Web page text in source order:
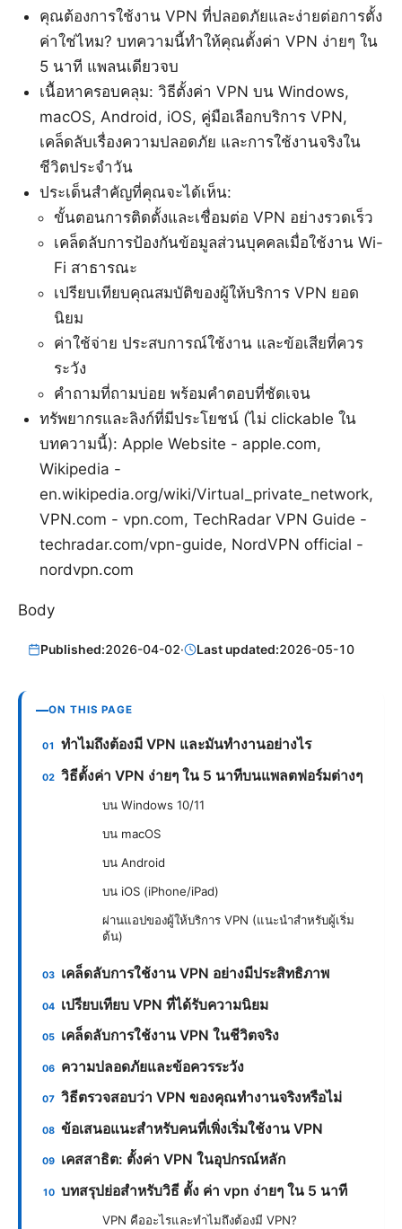
คุณต้องการใช้งาน VPN ที่ปลอดภัยและง่ายต่อการตั้ง
ค่าใช่ไหม? บทความนี้ทำให้คุณตั้งค่า VPN ง่ายๆ ใน
5 นาที แพลนเดียวจบ
เนื้อหาครอบคลุม: วิธีตั้งค่า VPN บน Windows,
macOS, Android, iOS, คู่มือเลือกบริการ VPN,
เคล็ดลับเรื่องความปลอดภัย และการใช้งานจริงใน
ชีวิตประจำวัน
ประเด็นสำคัญที่คุณจะได้เห็น:
ขั้นตอนการติดตั้งและเชื่อมต่อ VPN อย่างรวดเร็ว
เคล็ดลับการป้องกันข้อมูลส่วนบุคคลเมื่อใช้งาน Wi-
Fi สาธารณะ
เปรียบเทียบคุณสมบัติของผู้ให้บริการ VPN ยอด
นิยม
ค่าใช้จ่าย ประสบการณ์ใช้งาน และข้อเสียที่ควร
ระวัง
คำถามที่ถามบ่อย พร้อมคำตอบที่ชัดเจน
ทรัพยากรและลิงก์ที่มีประโยชน์ (ไม่ clickable ใน
บทความนี้): Apple Website - apple.com,
Wikipedia -
en.wikipedia.org/wiki/Virtual_private_network,
VPN.com - vpn.com, TechRadar VPN Guide -
techradar.com/vpn-guide, NordVPN official -
nordvpn.com
Body
Published:2026-04-02· Last updated:2026-05-10
ON THIS PAGE
ทำไมถึงต้องมี VPN และมันทำงานอย่างไร
วิธีตั้งค่า VPN ง่ายๆ ใน 5 นาทีบนแพลตฟอร์มต่างๆ
บน Windows 10/11
บน macOS
บน Android
บน iOS (iPhone/iPad)
ผ่านแอปของผู้ให้บริการ VPN (แนะนำสำหรับผู้เริ่ม
ต้น)
เคล็ดลับการใช้งาน VPN อย่างมีประสิทธิภาพ
เปรียบเทียบ VPN ที่ได้รับความนิยม
เคล็ดลับการใช้งาน VPN ในชีวิตจริง
ความปลอดภัยและข้อควรระวัง
วิธีตรวจสอบว่า VPN ของคุณทำงานจริงหรือไม่
ข้อเสนอแนะสำหรับคนที่เพิ่งเริ่มใช้งาน VPN
เคสสาธิต: ตั้งค่า VPN ในอุปกรณ์หลัก
บทสรุปย่อสำหรับวิธี ตั้ง ค่า vpn ง่ายๆ ใน 5 นาที
VPN คืออะไรและทำไมถึงต้องมี VPN?